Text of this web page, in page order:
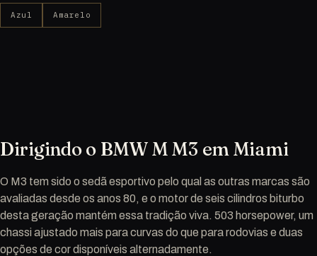
Azul Amarelo
Dirigindo o BMW M M3 em Miami
O M3 tem sido o sedã esportivo pelo qual as outras marcas são
avaliadas desde os anos 80, e o motor de seis cilindros biturbo
desta geração mantém essa tradição viva. 503 horsepower, um
chassi ajustado mais para curvas do que para rodovias e duas
opções de cor disponíveis alternadamente.